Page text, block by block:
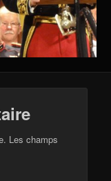
Les champs